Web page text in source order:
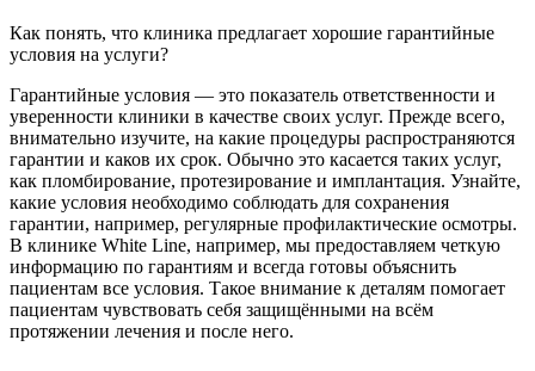
Как понять, что клиника предлагает хорошие гарантийные
условия на услуги?
Гарантийные условия — это показатель ответственности и
уверенности клиники в качестве своих услуг. Прежде всего,
внимательно изучите, на какие процедуры распространяются
гарантии и каков их срок. Обычно это касается таких услуг,
как пломбирование, протезирование и имплантация. Узнайте,
какие условия необходимо соблюдать для сохранения
гарантии, например, регулярные профилактические осмотры.
В клинике White Line, например, мы предоставляем четкую
информацию по гарантиям и всегда готовы объяснить
пациентам все условия. Такое внимание к деталям помогает
пациентам чувствовать себя защищёнными на всём
протяжении лечения и после него.